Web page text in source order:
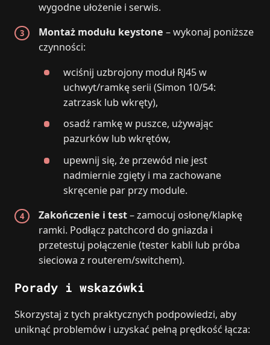
wygodne ułożenie i serwis.
Montaż modułu keystone – wykonaj poniższe
czynności:
wciśnij uzbrojony moduł RJ45 w
uchwyt/ramkę serii (Simon 10/54:
zatrzask lub wkręty),
osadź ramkę w puszce, używając
pazurków lub wkrętów,
upewnij się, że przewód nie jest
nadmiernie zgięty i ma zachowane
skręcenie par przy module.
Zakończenie i test– zamocuj osłonę/klapkę
ramki. Podłącz patchcord do gniazda i
przetestuj połączenie (tester kabli lub próba
sieciowa z routerem/switchem).
Porady i wskazówki
Skorzystaj z tych praktycznych podpowiedzi, aby
uniknąć problemów i uzyskać pełną prędkość łącza: